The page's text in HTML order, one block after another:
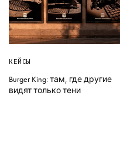
КЕЙСЫ
Burger King: там, где другие
видят только тени